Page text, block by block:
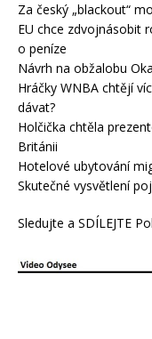
Za český „blackout“
EU chce zdvojnásobit
o peníze
Návrh na obžalobu
Hráčky WNBA chtějí
dávat?
Holčička chtěla
Británii
Hotelové ubytování
Skutečné vysvětlení
Sledujte a SDÍLEJTE